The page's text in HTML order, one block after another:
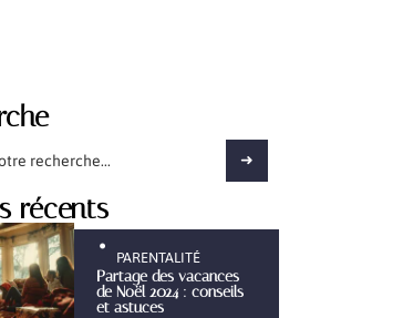
récents
PARENTALITÉ
Partage des vacances
de Noël 2024 : conseils
et astuces